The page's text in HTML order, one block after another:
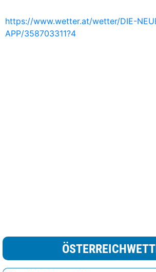
https://www.wetter.at/wetter/DIE-
APP/358703311?4